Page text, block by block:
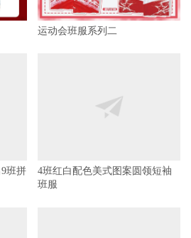
运动会班服系列二
班拼
4班红白配色美式图案圆领短袖
班服